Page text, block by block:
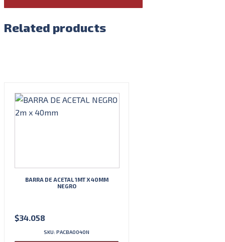
Related products
BARRA DE ACETAL 1MT X 40MM
NEGRO
$34.058
SKU: PACBA0040N